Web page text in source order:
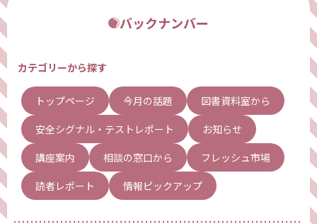
バックナンバー
カテゴリーから探す
トップページ 今月の話題
図書資料室から
安全シグナル・テストレポート
お知らせ
講座案内
相談の窓口から
フレッシュ市場
読者レポート
情報ピックアップ